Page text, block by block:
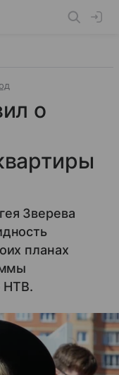
о
Зверева
планах
НТВ.